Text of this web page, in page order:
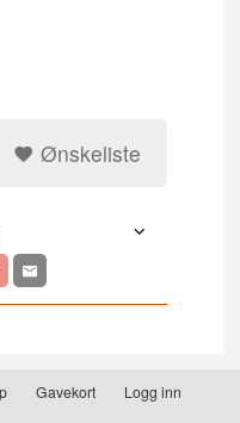
Ønskeliste
Gavekort Logg inn